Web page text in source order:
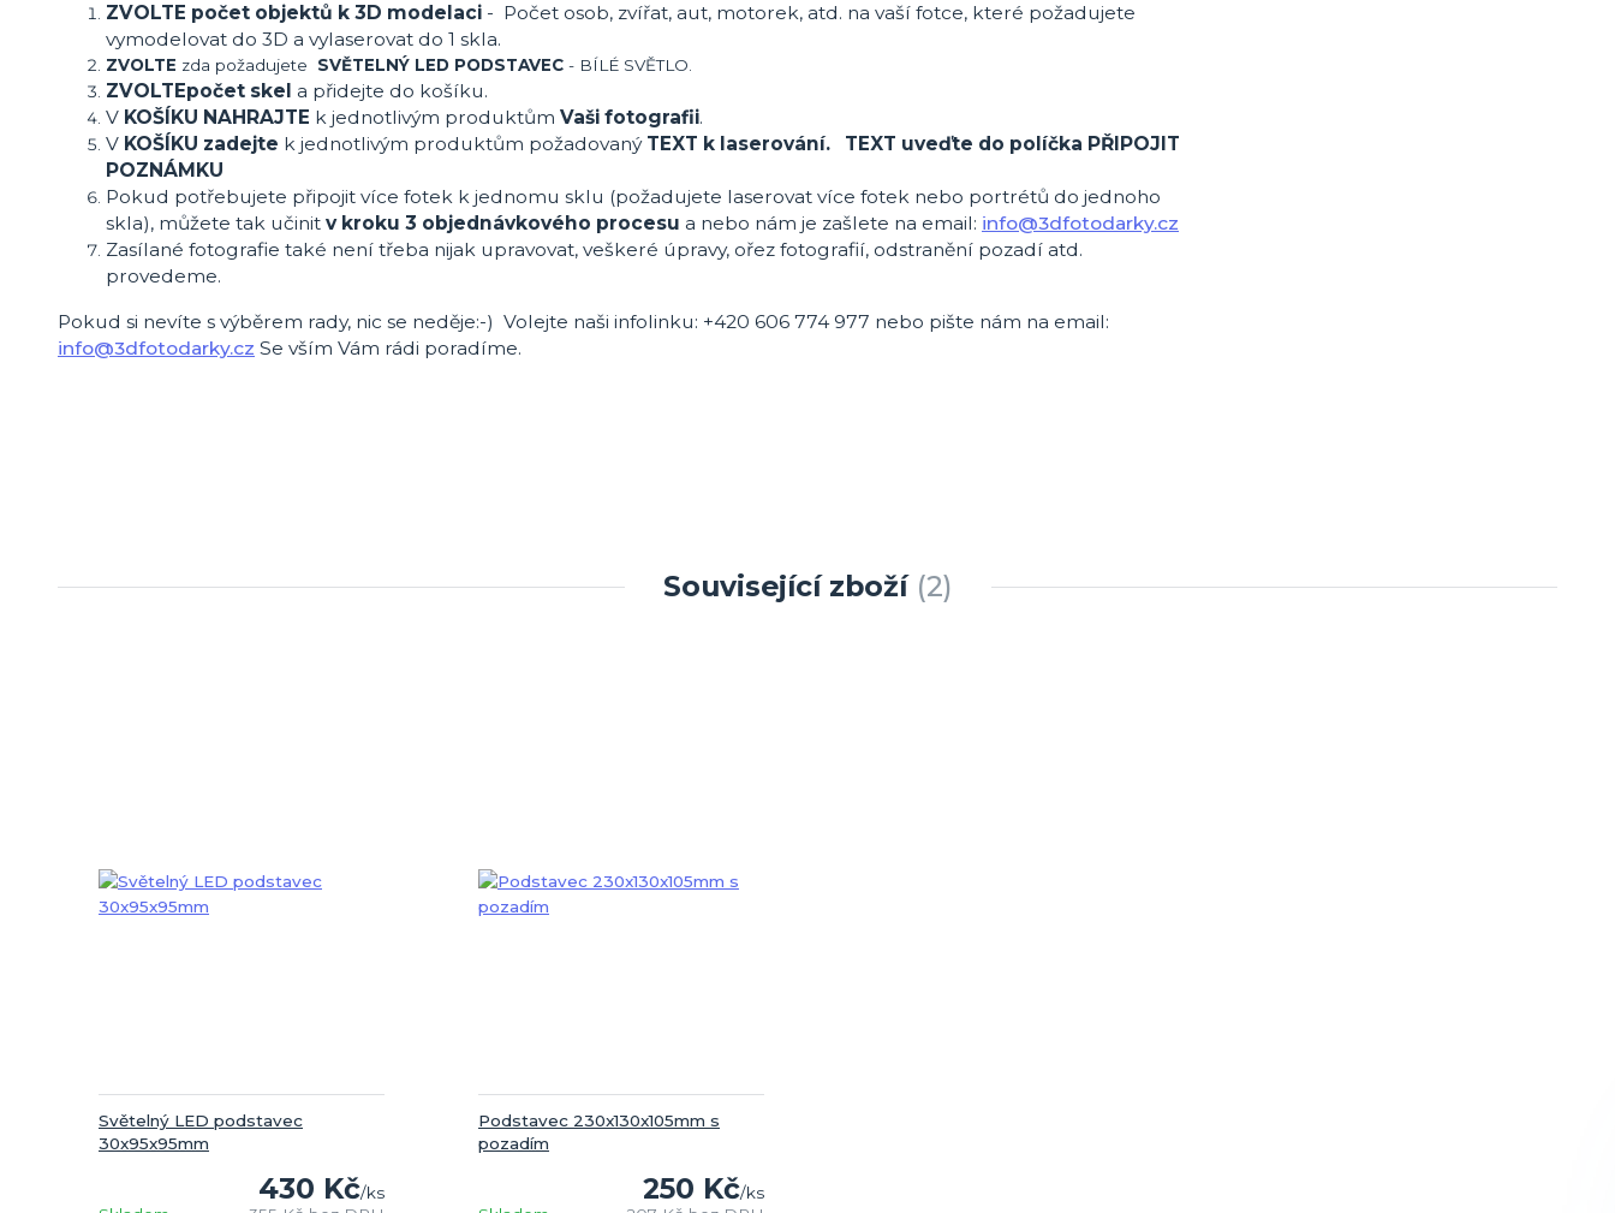
ZVOLTE počet objektů k 3D modelaci - Počet osob, zvířat, aut, motorek, atd. na vaší fotce, které požadujete
vymodelovat do 3D a vylaserovat do 1 skla.
ZVOLTE zda požadujete SVĚTELNÝ LED PODSTAVEC - BÍLÉ SVĚTLO.
ZVOLTEpočet skel a přidejte do košíku.
V KOŠÍKU NAHRAJTE k jednotlivým produktům Vaši fotografii.
V KOŠÍKU zadejte k jednotlivým produktům požadovanýTEXT k laserování. TEXT uveďte do políčka PŘIPOJIT
POZNÁMKU
Pokud potřebujete připojit více fotek k jednomu sklu (požadujete laserovat více fotek nebo portrétů do jednoho
skla), můžete tak učinit v kroku 3 objednávkového procesu a nebo nám je zašlete na email: info@3dfotodarky.cz
Zasílané fotografie také není třeba nijak upravovat, veškeré úpravy, ořez fotografií, odstranění pozadí atd.
provedeme.
Pokud si nevíte s výběrem rady, nic se neděje:-) Volejte naši infolinku: +420 606 774 977 nebo pište nám na email:
info@3dfotodarky.cz Se vším Vám rádi poradíme.
Související zboží 2
Světelný LED podstavec
30x95x95mm
430 Kč/ks
Podstavec 230x130x105mm s
pozadím
250 Kč/ks